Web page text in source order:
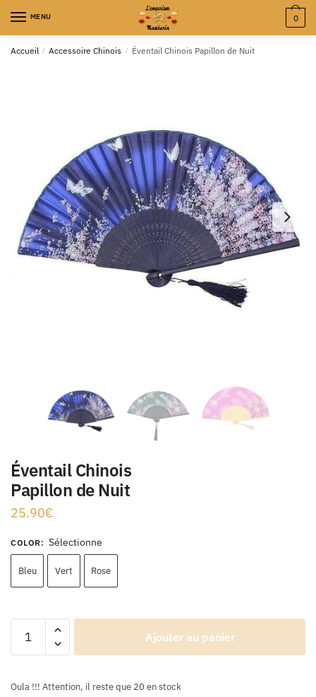
MENU 0
Accueil / Accessoire Chinois / Éventail Chinois Papillon de Nuit
Éventail Chinois
Papillon de Nuit
25.90€
COLOR: Sélectionne
Bleu Vert Rose
Ajouter au panier
Oula !!! Attention, il reste que 20 en stock